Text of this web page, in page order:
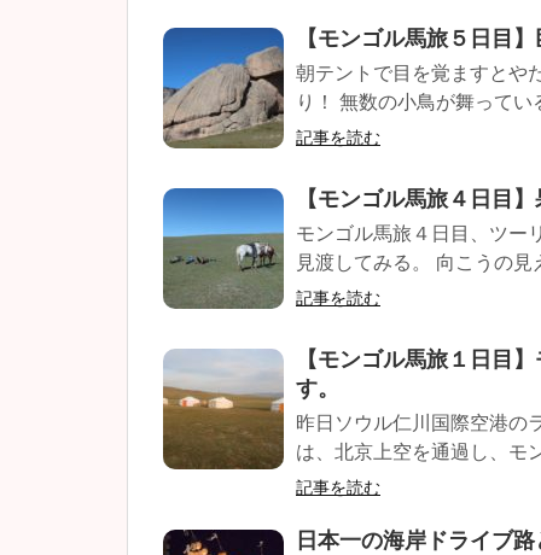
【モンゴル馬旅５日目
朝テントで目を覚ますとや
り！ 無数の小鳥が舞って
記事を読む
【モンゴル馬旅４日目
モンゴル馬旅４日目、ツー
見渡してみる。 向こうの見
記事を読む
【モンゴル馬旅１日目
す。
昨日ソウル仁川国際空港の
は、北京上空を通過し、モ
記事を読む
日本一の海岸ドライブ